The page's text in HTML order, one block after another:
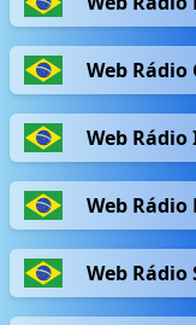
Web
Web
Web Rádio
Web Rádio